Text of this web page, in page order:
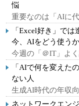
悩
重要なのは「AIに
「Excel好き」で
今、AIをどう使うか
今週の「＠IT」よ
「AIで何を変えた
ない人
生成AI時代の年収
ネットワークエン